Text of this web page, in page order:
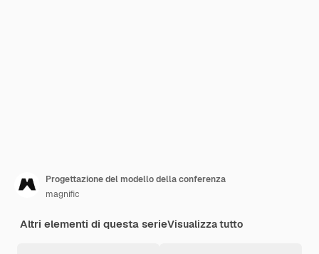
Progettazione del modello della conferenza
magnific
Altri elementi di questa serieVisualizza tutto